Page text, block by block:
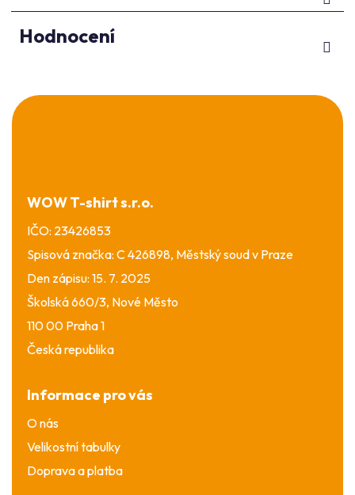
Hodnocení
Z
á
WOW T-shirt s.r.o.
IČO: 23426853
Spisová značka: C 426898, Městský soud v Praze
Den zápisu: 15. 7. 2025
Školská 660/3, Nové Město
110 00 Praha 1
Česká republika
Informace pro vás
O nás
Velikostní tabulky
Doprava a platba